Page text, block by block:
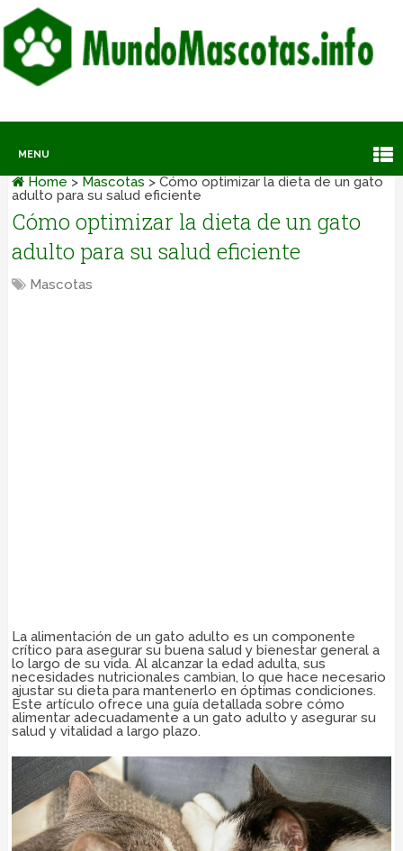
MENU
Home > Mascotas >Cómo optimizar la dieta de un gato
adulto para su salud eficiente
Cómo optimizar la dieta de un gato
adulto para su salud eficiente
Mascotas
La alimentación de un gato adulto es un componente
crítico para asegurar su buena salud y bienestar general a
lo largo de su vida. Al alcanzar la edad adulta, sus
necesidades nutricionales cambian, lo que hace necesario
ajustar su dieta para mantenerlo en óptimas condiciones.
Este artículo ofrece una guía detallada sobre cómo
alimentar adecuadamente a un gato adulto y asegurar su
salud y vitalidad a largo plazo.